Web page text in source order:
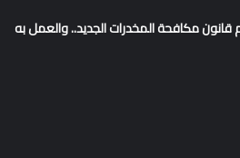
قانون مكافحة المخدرات الجديد.. والعمل به